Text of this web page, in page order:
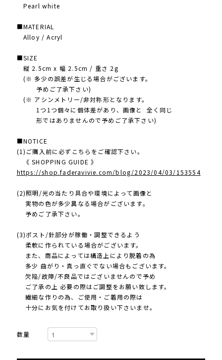
Pearl white
■MATERIAL
Alloy / Acryl
■SIZE
縦 2.5cm x 幅 2.5cm / 重さ 2g
(※ 多少の誤差が生じる場合がございます。
予めご了承下さい)
(※ アシンメトリー/非対称形となります。
1つ1つ個々に個体差があり、画像と 全く同じ
形ではありませんので予めご了承下さい)
■NOTICE
(1)ご購入前に必ずこちらをご確認下さい。
《 SHOPPING GUIDE 》
https://shop.faderavivie.com/blog/2023/04/03/153554
(2)照明/光の当たり具合や環境によって画像と
実物の色が多少異なる場合がございます。
予めご了承下さい。
(3)ポスト/針部分が稼働・調整できるよう
柔軟に作られている場合がございます。
また、商品によっては構造上により脱着の為
多少 曲がり・真っ直ぐでない場合もございます。
欠陥/故障/不良品ではございませんので予め
ご了承の上 必要の際はご調整をお願い致します。
繊細な作りの為、ご使用・ご着用の際は
十分にお気を付けてお取り扱い下さいませ。
数量